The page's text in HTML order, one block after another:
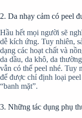
2. Da nhạy cảm có peel
Hầu hết mọi người sẽ
dễ kích ứng. Tuy nhiên,
dạng các hoạt chất và
da dầu, da khô, da
vẫn có thể peel nhé. Tuy
để được chỉ định loại
“banh mặt”.
3. Những tác dụng phụ